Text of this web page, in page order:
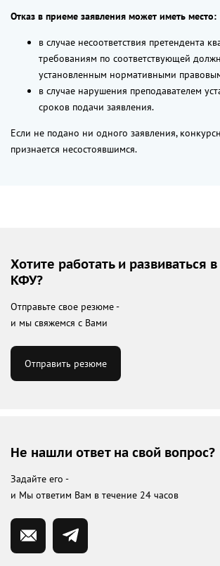
Отказ в приеме заявления может иметь место:
в случае несоответствия претендента
требованиям по соответствующей
установленным нормативными
в случае нарушения преподавателем
сроков подачи заявления.
Если не подано ни одного заявления,
признается несостоявшимся.
Хотите работать и развиваться
КФУ?
Отправьте свое резюме -
и мы свяжемся с Вами
Отправить резюме
Не нашли ответ на свой вопрос?
Задайте его -
и Мы ответим Вам в течение 24 часов